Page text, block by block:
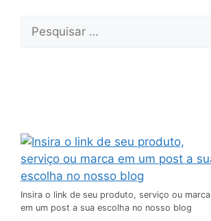
Insira o link de seu produto, serviço ou marca
em um post a sua escolha no nosso blog